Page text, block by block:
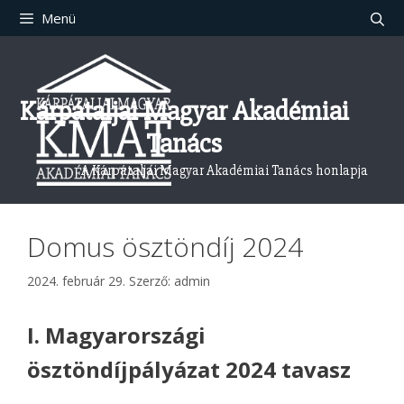
Menü
Kárpátaljai Magyar Akadémiai
Tanács
A Kárpátaljai Magyar Akadémiai Tanács honlapja
Domus ösztöndíj 2024
2024. február 29. Szerző: admin
I. Magyarországi
ösztöndíjpályázat 2024 tavasz